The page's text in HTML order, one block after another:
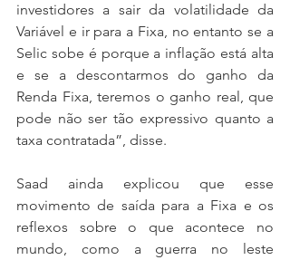
investidores a sair da volatilidade da
Variável e ir para a Fixa, no entanto se a
Selic sobe é porque a inflação está alta
e se a descontarmos do ganho da
Renda Fixa, teremos o ganho real, que
pode não ser tão expressivo quanto a
taxa contratada”, disse.
Saad ainda explicou que esse
movimento de saída para a Fixa e os
reflexos sobre o que acontece no
mundo, como a guerra no leste